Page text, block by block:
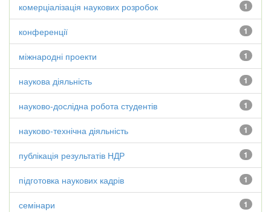
1
комерціалізація наукових розробок
1
конференції
1
міжнародні проекти
1
наукова діяльність
1
науково-дослідна робота студентів
1
науково-технічна діяльність
1
публікація результатів НДР
1
підготовка наукових кадрів
1
семінари